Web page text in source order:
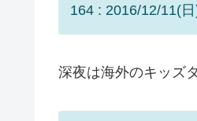
164 : 2016/12/11(
深夜は海外のキッズ